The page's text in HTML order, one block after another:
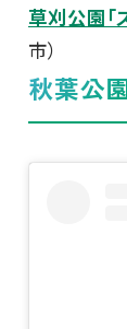
草刈公園「
市）
秋葉公